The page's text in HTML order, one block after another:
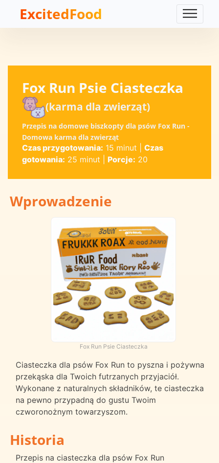
ExcitedFood
Fox Run Psie Ciasteczka
(karma dla zwierząt)
Przepis na domowe biszkopty dla psów Fox Run -
Domowa karma dla zwierząt
Czas przygotowania: 15 minut
Czas
gotowania: 25 minut Porcje: 20
Wprowadzenie
Fox Run Psie Ciasteczka
Ciasteczka dla psów Fox Run to pyszna i pożywna
przekąska dla Twoich futrzanych przyjaciół.
Wykonane z naturalnych składników, te ciasteczka
na pewno przypadną do gustu Twoim
czworonożnym towarzyszom.
Historia
Przepis na ciasteczka dla psów Fox Run